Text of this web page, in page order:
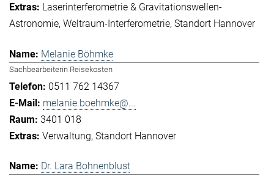
Laserinterferometrie & Gravitationswellen-
Astronomie Weltraum-Interferometrie Standort Hannover
Melanie Böhmke
Sachbearbeiterin Reisekosten
0511 762 14367
melanie.boehmke@...
3401 018
Verwaltung Standort Hannover
Dr. Lara Bohnenblust